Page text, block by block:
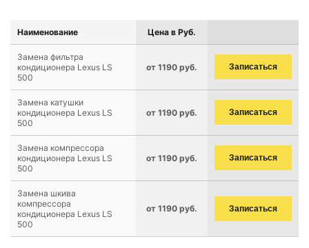
Наименование Цена в Руб.
Замена фильтра
кондиционера Lexus LS
500
от 1190 руб. Записаться
Замена катушки
кондиционера Lexus LS
500
от 1190 руб. Записаться
Замена компрессора
кондиционера Lexus LS
500
от 1190 руб. Записаться
Замена шкива
компрессора
кондиционера Lexus LS
500
от 1190 руб. Записаться